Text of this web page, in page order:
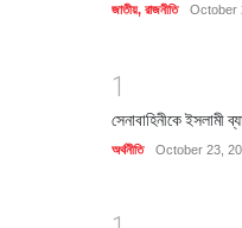
জাতীয়, রাজনীতি October
1
সেনাবাহিনীকে ইসলামী
অর্থনীতি October 23,